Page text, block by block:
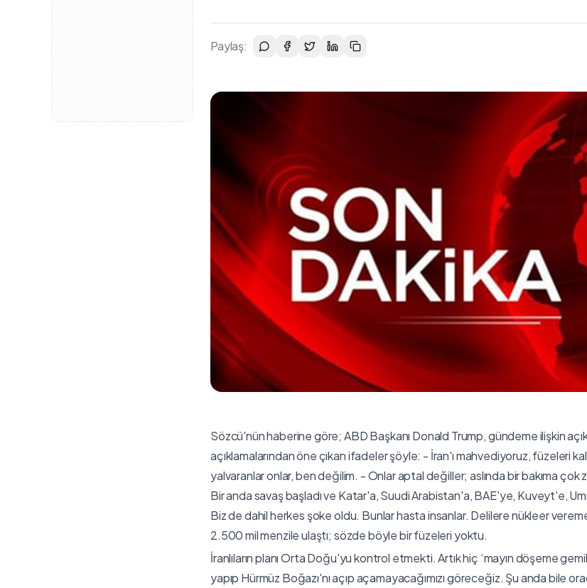
Paylaş:
Sözcü'nün haberine göre; ABD Başkanı Donald Trump, gündeme ilişkin
açıklamalarından öne çıkan ifadeler şöyle: - İran'ı mahvediyoruz, füzeleri
yalvaranlar onlar, ben değilim. - Onlar aptal değiller; aslında bir bakıma çok
Bir anda savaş başladı ve Katar'a, Suudi Arabistan'a, BAE'ye, Kuveyt'e,
Biz de dahil herkes şoke oldu. Bunlar hasta insanlar. Delilere nükleer
2.500 mil menzile ulaştı; sözde böyle bir füzeleri yoktu.
İranlıların planı Orta Doğu'yu kontrol etmekti. Artık hiç ‘mayın döşeme
yapıp Hürmüz Boğazı'nı açıp açamayacağımızı göreceğiz. Şu anda bile